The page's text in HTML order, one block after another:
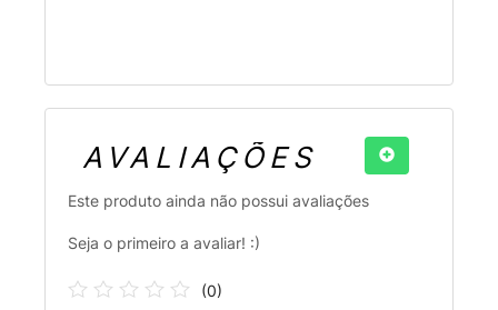
AVALIAÇÕES
Este produto ainda não possui avaliações
Seja o primeiro a avaliar! :)
(0)